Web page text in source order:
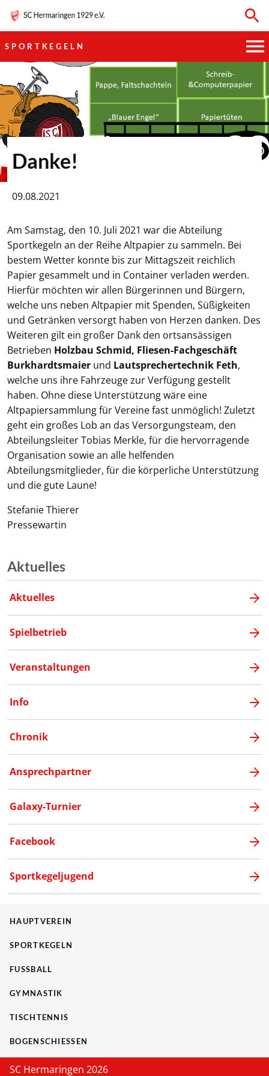
SPORTKEGELN
HAUPTVEREIN
SPORTKEGELN
FUSSBALL
GYMNASTIK
TISCHTENNIS
BOGENSCHIESSEN
Danke!
09.08.2021
Am Samstag, den 10. Juli 2021 war die Abteilung
Sportkegeln an der Reihe Altpapier zu sammeln. Bei
bestem Wetter konnte bis zur Mittagszeit reichlich
Papier gesammelt und in Container verladen werden.
Hierfür möchten wir allen Bürgerinnen und Bürgern,
welche uns neben Altpapier mit Spenden, Süßigkeiten
und Getränken versorgt haben von Herzen danken. Des
Weiteren gilt ein großer Dank den ortsansässigen
Betrieben Holzbau Schmid, Fliesen-Fachgeschäft
Burkhardtsmaier und Lautsprechertechnik Feth,
welche uns ihre Fahrzeuge zur Verfügung gestellt
haben. Ohne diese Unterstützung wäre eine
Altpapiersammlung für Vereine fast unmöglich! Zuletzt
geht ein großes Lob an das Versorgungsteam, den
Abteilungsleiter Tobias Merkle, für die hervorragende
Organisation sowie an alle helfenden
Abteilungsmitglieder, für die körperliche Unterstützung
und die gute Laune!
Stefanie Thierer
Pressewartin
Aktuelles
Aktuelles
Spielbetrieb
Veranstaltungen
Info
Chronik
Ansprechpartner
Galaxy-Turnier
Facebook
Sportkegeljugend
HAUPTVEREIN
SPORTKEGELN
FUSSBALL
GYMNASTIK
TISCHTENNIS
BOGENSCHIESSEN
SC Hermaringen 2026